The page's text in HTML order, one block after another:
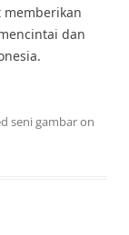
dan
seni gambaron